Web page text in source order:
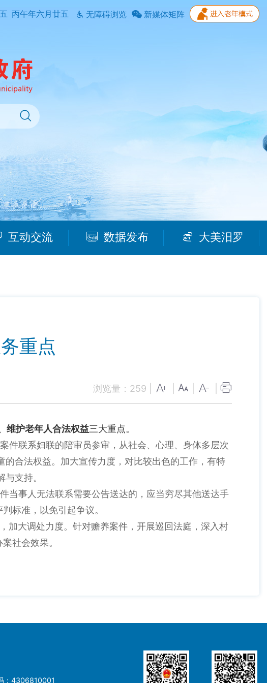
丙午年六月廿五 无障碍浏览 新媒体矩阵
互动交流 数据发布 大美汨罗
重点
浏览量： 259
维护老年人合法权益三大重点。
件联系妇联的陪审员参审，从社会、心理、身体多层次
合法权益。加大宣传力度，对比较出色的工作，有特
支持。
当事人无法联系需要公告送达的，应当穷尽其他送达手
标准，以免引起争议。
加大调处力度。针对赡养案件，开展巡回法庭，深入村
社会效果。
：4306810001